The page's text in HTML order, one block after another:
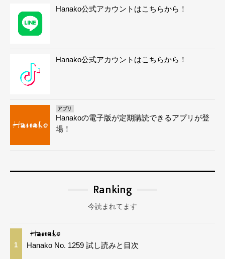
Hanako公式アカウントはこちらから！
Hanako公式アカウントはこちらから！
アプリ
Hanakoの電子版が定期購読できるアプリが登
場！
Ranking
今読まれてます
1 Hanako No. 1259 試し読みと目次